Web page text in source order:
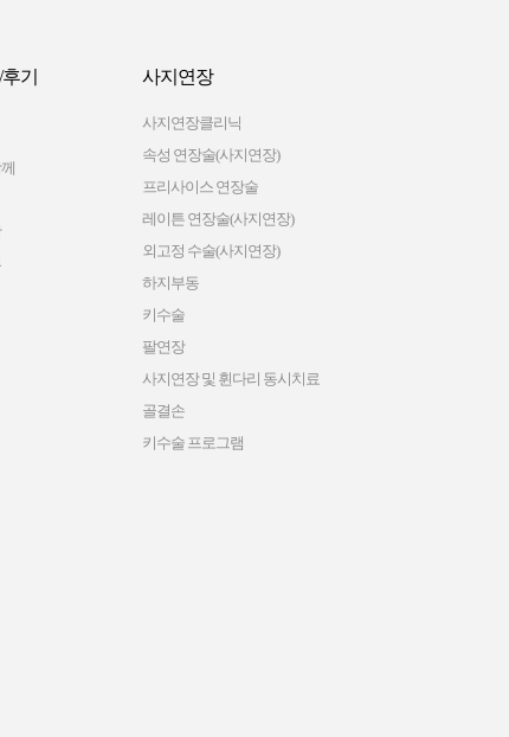
기 사지연장
사지연장클리닉
속성 연장술(사지연장)
프리사이스 연장술
레이튼 연장술(사지연장)
외고정 수술(사지연장)
하지부동
키수술
팔연장
사지연장 및 휜다리 동시치료
골결손
키수술 프로그램